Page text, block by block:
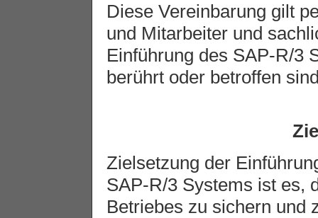
Diese Vereinbarung gilt
und Mitarbeiter und
Einführung des SAP-R/3
berührt oder betroffen
Zielsetzung der
SAP-R/3 Systems ist es,
Betriebes zu sichern und